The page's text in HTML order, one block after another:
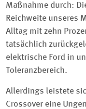
Maßnahme durch:
Reichweite unseres
Alltag mit zehn
tatsächlich
elektrische Ford in
Toleranzbereich.
Allerdings leistete
Crossover eine